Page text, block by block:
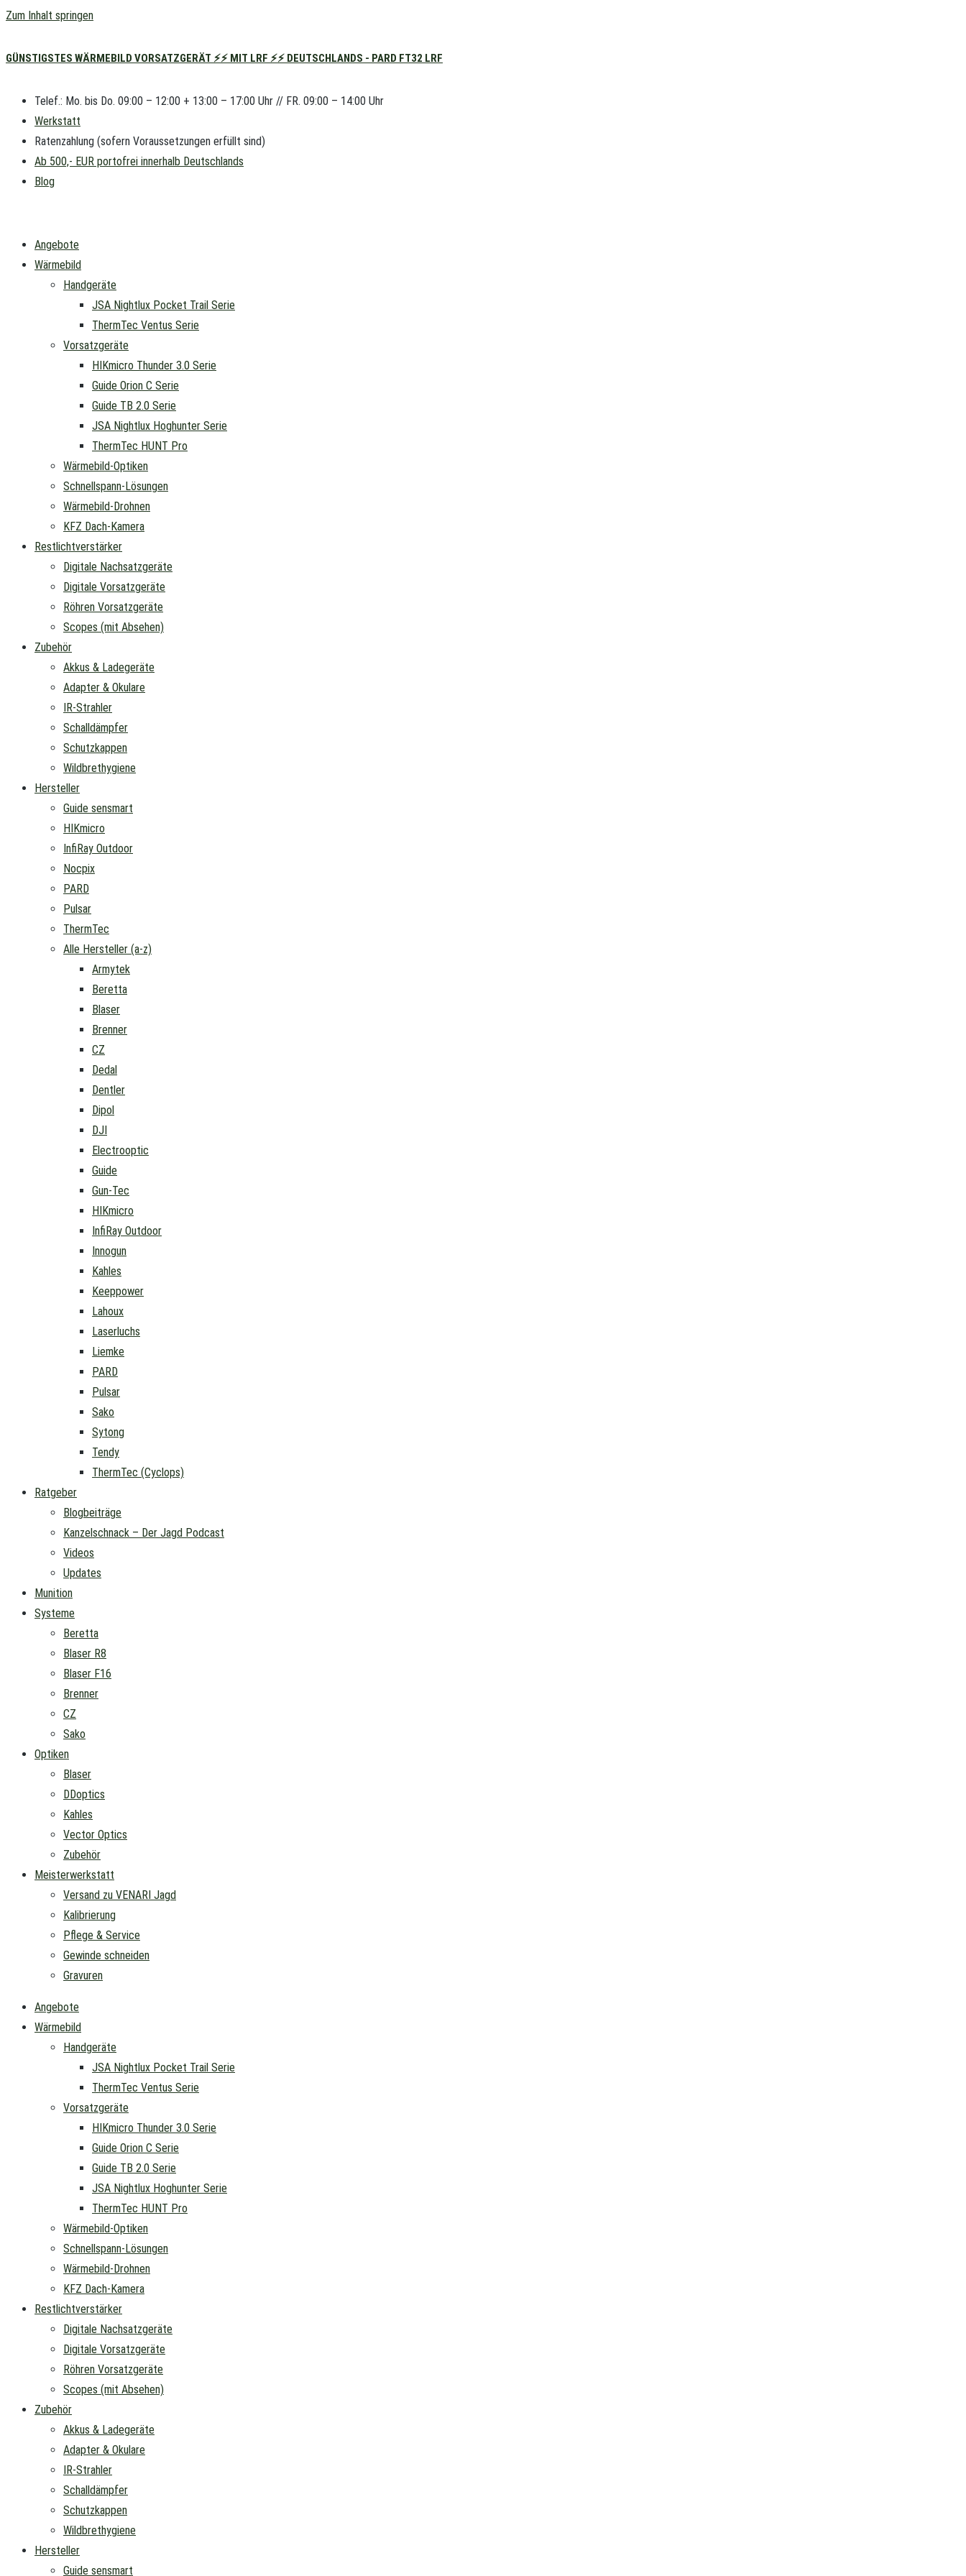
Zum Inhalt springen
GÜNSTIGSTES WÄRMEBILD VORSATZGERÄT ⚡⚡ MIT LRF ⚡⚡ DEUTSCHLANDS - PARD FT32 LRF
Telef.: Mo. bis Do. 09:00 – 12:00 + 13:00 – 17:00 Uhr // FR. 09:00 – 14:00 Uhr
Werkstatt
Ratenzahlung (sofern Voraussetzungen erfüllt sind)
Ab 500,- EUR portofrei innerhalb Deutschlands
Blog
Angebote
Wärmebild
Handgeräte
JSA Nightlux Pocket Trail Serie
ThermTec Ventus Serie
Vorsatzgeräte
HIKmicro Thunder 3.0 Serie
Guide Orion C Serie
Guide TB 2.0 Serie
JSA Nightlux Hoghunter Serie
ThermTec HUNT Pro
Wärmebild-Optiken
Schnellspann-Lösungen
Wärmebild-Drohnen
KFZ Dach-Kamera
Restlichtverstärker
Digitale Nachsatzgeräte
Digitale Vorsatzgeräte
Röhren Vorsatzgeräte
Scopes (mit Absehen)
Zubehör
Akkus & Ladegeräte
Adapter & Okulare
IR-Strahler
Schalldämpfer
Schutzkappen
Wildbrethygiene
Hersteller
Guide sensmart
HIKmicro
InfiRay Outdoor
Nocpix
PARD
Pulsar
ThermTec
Alle Hersteller (a-z)
Armytek
Beretta
Blaser
Brenner
CZ
Dedal
Dentler
Dipol
DJI
Electrooptic
Guide
Gun-Tec
HIKmicro
InfiRay Outdoor
Innogun
Kahles
Keeppower
Lahoux
Laserluchs
Liemke
PARD
Pulsar
Sako
Sytong
Tendy
ThermTec (Cyclops)
Ratgeber
Blogbeiträge
Kanzelschnack – Der Jagd Podcast
Videos
Updates
Munition
Systeme
Beretta
Blaser R8
Blaser F16
Brenner
CZ
Sako
Optiken
Blaser
DDoptics
Kahles
Vector Optics
Zubehör
Meisterwerkstatt
Versand zu VENARI Jagd
Kalibrierung
Pflege & Service
Gewinde schneiden
Gravuren
Angebote
Wärmebild
Handgeräte
JSA Nightlux Pocket Trail Serie
ThermTec Ventus Serie
Vorsatzgeräte
HIKmicro Thunder 3.0 Serie
Guide Orion C Serie
Guide TB 2.0 Serie
JSA Nightlux Hoghunter Serie
ThermTec HUNT Pro
Wärmebild-Optiken
Schnellspann-Lösungen
Wärmebild-Drohnen
KFZ Dach-Kamera
Restlichtverstärker
Digitale Nachsatzgeräte
Digitale Vorsatzgeräte
Röhren Vorsatzgeräte
Scopes (mit Absehen)
Zubehör
Akkus & Ladegeräte
Adapter & Okulare
IR-Strahler
Schalldämpfer
Schutzkappen
Wildbrethygiene
Hersteller
Guide sensmart